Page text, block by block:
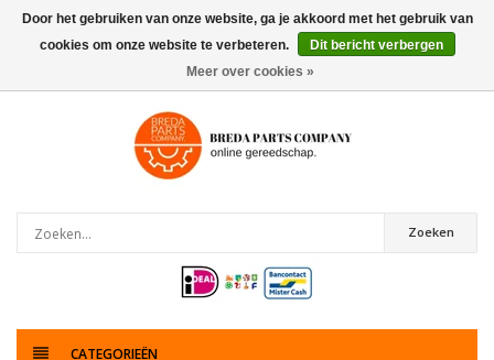
0artikelen
Zoeken
CATEGORIEËN
Door het gebruiken van onze website, ga je akkoord met het gebruik van
cookies om onze website te verbeteren.
Dit bericht verbergen
Meer over cookies »